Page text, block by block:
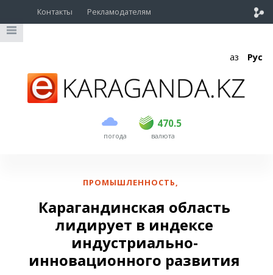
Контакты Рекламодателям
Қаз Рус
погода
470.5
USD 469 470.5
EUR валюта
ПРОМЫШЛЕННОСТЬ,
Карагандинская область
лидирует в индексе
индустриально-
инновационного развития